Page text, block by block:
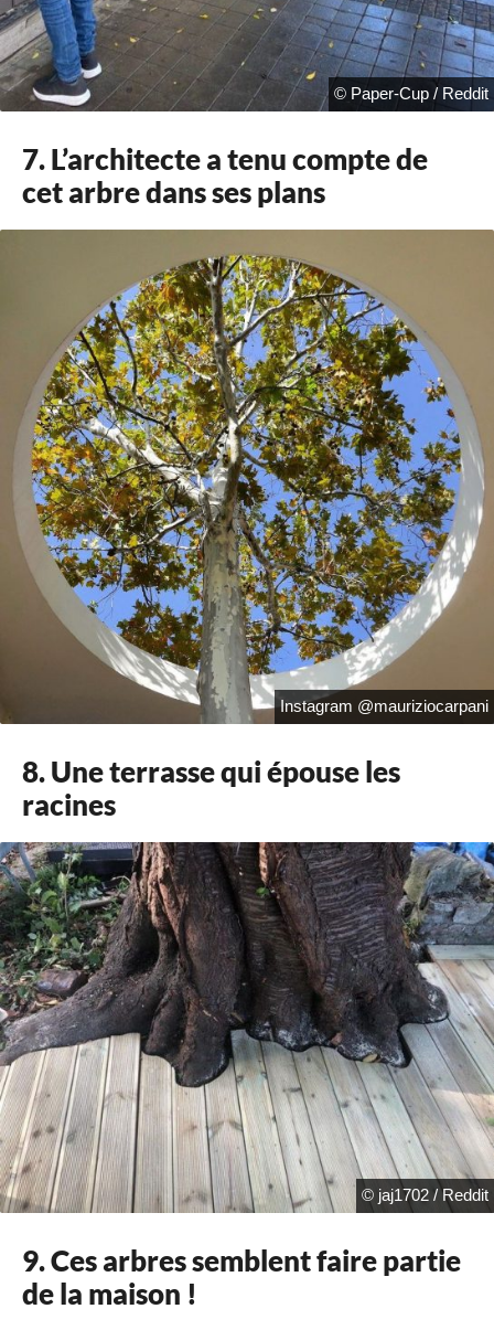
© Paper-Cup / Reddit
7. L’architecte a tenu compte de
cet arbre dans ses plans
Instagram @mauriziocarpani
8. Une terrasse qui épouse les
racines
© jaj1702 / Reddit
9. Ces arbres semblent faire partie
de la maison !